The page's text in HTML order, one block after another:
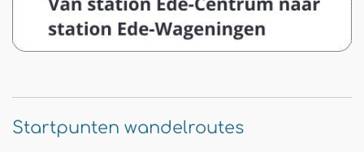
Startpunten wandelroutes